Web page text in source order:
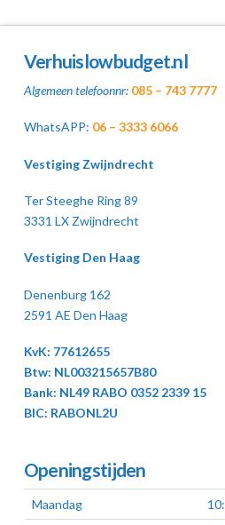
Verhuislowbudget.nl
Algemeen telefoonnr: 085 – 743 7777
WhatsAPP: 06 – 3333 6066
Vestiging Zwijndrecht
Ter Steeghe Ring 89
3331 LX Zwijndrecht
Vestiging Den Haag
Denenburg 162
2591 AE Den Haag
KvK: 77612655
Btw: NL003215657B80
Bank: NL49 RABO 0352 2339 15
BIC: RABONL2U
Openingstijden
Maandag